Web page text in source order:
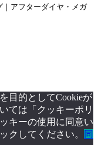
アフターダイヤ・メガ
目的としてCookieが
ては「クッキーポリ
キーの使用に同意い
クしてください。
同